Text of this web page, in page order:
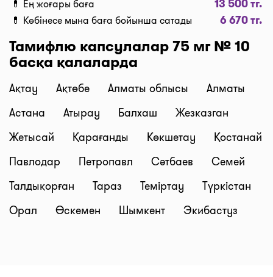
сіздің тапсырысыңызды брондап, оны алуға
арналған код жібереміз. Маңызды:
екенін дәріхана растағаннан кейін мүмкін
болады.
Бағалардың өзектілігі
Сайттағы деректер үнемі жаңартылып тұрады.
Дәріхананың карточкасында біз бағаның қашан
жаңартылғанын көрсетеміз - 2 сағ. бұрын, кеше, 10
мин. бұрын, 5 мин. бұрын, және т.б.
Керек дәріні таппадыңыз ба? Күн сайын біз сайтқа
жаңа дәріханалар мен дәріхана жүйелерінің
нүктелерін қосамыз. Мысалы, бізден таба
аласыздар: Gold medicine дәріханалары, Mega
💊 Ең жоғары баға 13 500 тг.
💊 Көбінесе мына баға бойынша сатады 6 670 тг.
Тамифлю капсулалар 75 мг № 10
басқа қалаларда
Ақтау Ақтөбе Алматы облысы
Алматы
Астана
Атырау Балхаш
Жезказган
Жетысай
Қарағанды Көкшетау
Қостанай
Павлодар
Петропавл Сәтбаев
Семей
Талдықорған
Тараз Теміртау
Түркістан
Орал
Өскемен Шымкент Экибастуз